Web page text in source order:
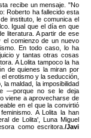
recibe un mensaje. "No
Roberto ha fallecido esta
instituto, le comunica el
Igual que el día en que
literatura. A partir de ese
el comienzo de un nuevo
En todo caso, lo ha
y tantas otras cosas
A Lolita tampoco la ha
de quienes la miran por
erotismo y la seducción,
la maldad, la imposibilidad
—porque no se le deja
viene a aprovecharse de
en el que la convirtió
A Lolita la han
de Lolita', Luna Miguel
como escritora. /Javi